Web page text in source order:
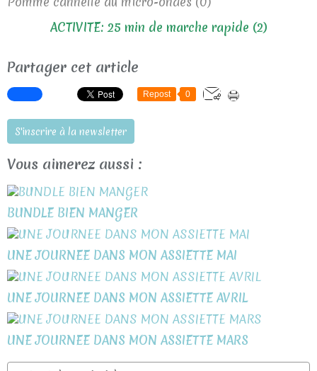
ACTIVITE: 25 min de marche rapide (2)
Partager cet article
Repost 0
S'inscrire à la newsletter
Vous aimerez aussi :
BUNDLE BIEN MANGER
UNE JOURNEE DANS MON ASSIETTE MAI
UNE JOURNEE DANS MON ASSIETTE AVRIL
UNE JOURNEE DANS MON ASSIETTE MARS